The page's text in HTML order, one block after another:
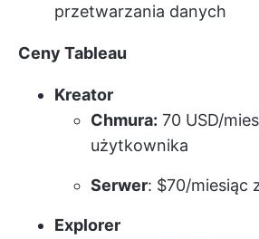
przetwarzania danych
Ceny Tableau
Kreator
Chmura: 70 USD/
użytkownika
Serwer: $70/miesiąc
Explorer